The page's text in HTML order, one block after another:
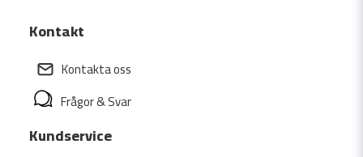
Kontakt
Kontakta oss
Frågor & Svar
Kundservice